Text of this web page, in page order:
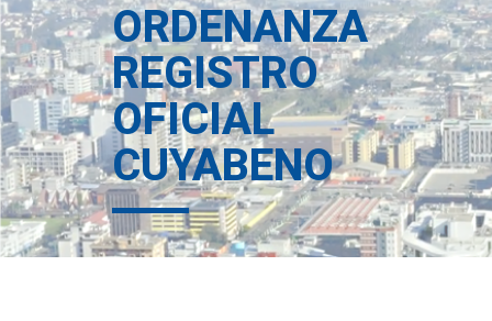
ORDENANZA
REGISTRO
OFICIAL
CUYABENO